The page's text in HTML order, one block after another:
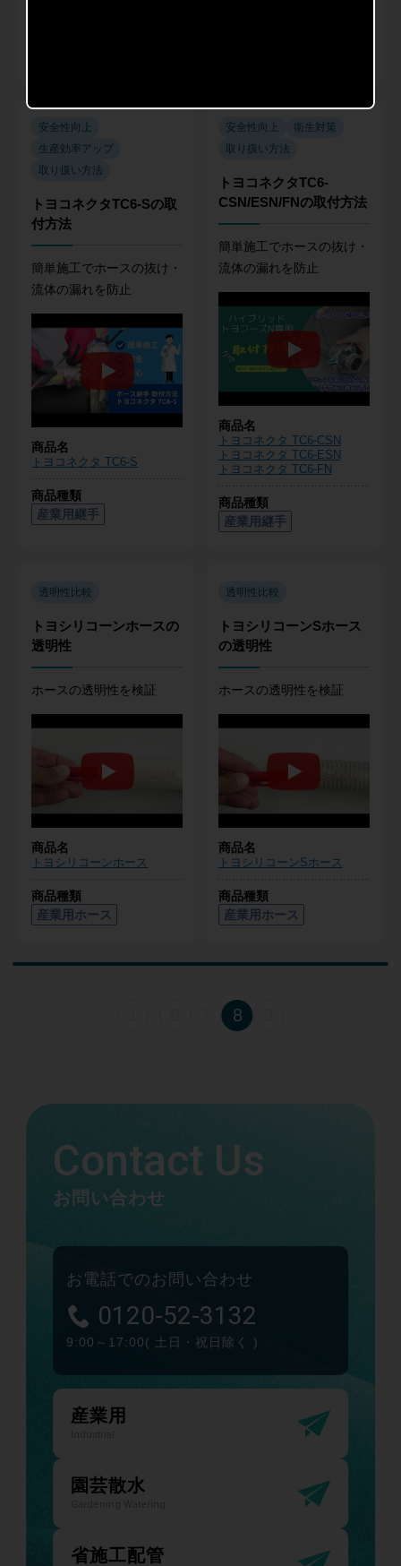
安全性向上
生産効率アップ
取り扱い方法
トヨコネクタTC6-Sの取
付方法
簡単施工でホースの抜け・
流体の漏れを防止
商品名
トヨコネクタ TC6-S
商品種類
産業用継手
安全性向上
衛生対策
取り扱い方法
トヨコネクタTC6-
CSN/ESN/FNの取付方法
簡単施工でホースの抜け・
流体の漏れを防止
商品名
トヨコネクタ TC6-CSN
トヨコネクタ TC6-ESN
トヨコネクタ TC6-FN
商品種類
産業用継手
透明性比較
トヨシリコーンホースの
透明性
ホースの透明性を検証
商品名
トヨシリコーンホース
商品種類
産業用ホース
透明性比較
トヨシリコーンSホース
の透明性
ホースの透明性を検証
商品名
トヨシリコーンSホース
商品種類
産業用ホース
8
Contact Us
お問い合わせ
お電話でのお問い合わせ
0120-52-3132
9:00～17:00( 土日・祝日除く )
産業用
園芸散水
省施工配管